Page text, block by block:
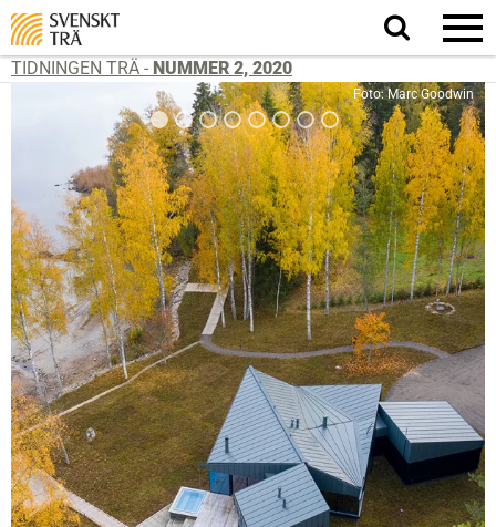
Sök
på
TIDNINGEN TRÄ - NUMMER 2, 2020
Foto: Marc Goodwin